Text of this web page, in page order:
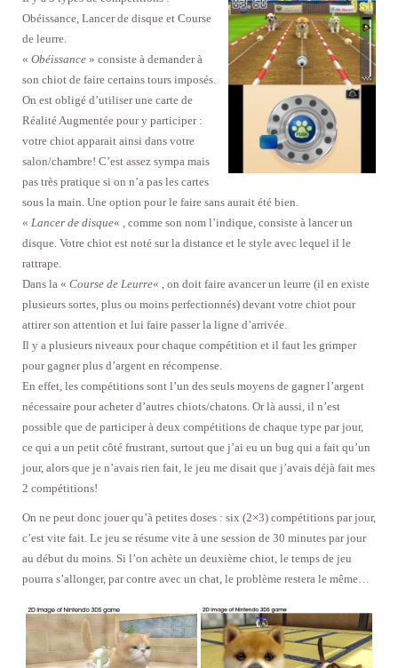
Obéissance, Lancer de disque et Course
de leurre.
« Obéissance » consiste à demander à
son chiot de faire certains tours imposés.
On est obligé d’utiliser une carte de
Réalité Augmentée pour y participer :
votre chiot apparait ainsi dans votre
salon/chambre! C’est assez sympa mais
pas très pratique si on n’a pas les cartes
sous la main. Une option pour le faire sans aurait été bien.
« Lancer de disque« , comme son nom l’indique, consiste à lancer un
disque. Votre chiot est noté sur la distance et le style avec lequel il le
rattrape.
Dans la « Course de Leurre« , on doit faire avancer un leurre (il en existe
plusieurs sortes, plus ou moins perfectionnés) devant votre chiot pour
attirer son attention et lui faire passer la ligne d’arrivée.
Il y a plusieurs niveaux pour chaque compétition et il faut les grimper
pour gagner plus d’argent en récompense.
En effet, les compétitions sont l’un des seuls moyens de gagner l’argent
nécessaire pour acheter d’autres chiots/chatons. Or là aussi, il n’est
possible que de participer à deux compétitions de chaque type par jour,
ce qui a un petit côté frustrant, surtout que j’ai eu un bug qui a fait qu’un
jour, alors que je n’avais rien fait, le jeu me disait que j’avais déjà fait mes
2 compétitions!
On ne peut donc jouer qu’à petites doses : six (2×3) compétitions par jour,
c’est vite fait. Le jeu se résume vite à une session de 30 minutes par jour
au début du moins. Si l’on achète un deuxième chiot, le temps de jeu
pourra s’allonger, par contre avec un chat, le problème restera le même…